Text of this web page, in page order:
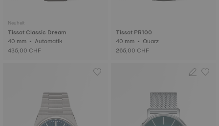
Neuheit
Tissot Classic Dream
40 mm • Automatik
435,00 CHF
Tissot PR100
40 mm • Quarz
265,00 CHF